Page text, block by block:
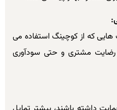
که از کوچینگ استفاده می
رضایت مشتری و حتی سودآوری